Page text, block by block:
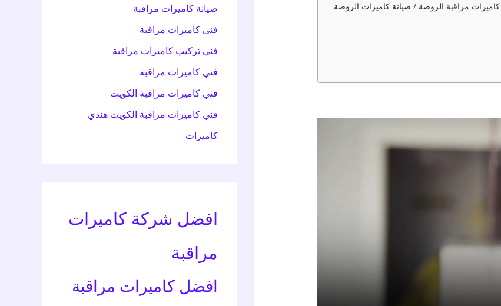
صيانة كاميرات مراقبة
فنى كاميرات مراقبة
فني تركيب كاميرات مراقبة
فني كاميرات مراقبة
فني كاميرات مراقبة الكويت
فني كاميرات مراقبة الكويت هندي
كاميرات
افضل شركة كاميرات
مراقبة
افضل كاميرات مراقبة